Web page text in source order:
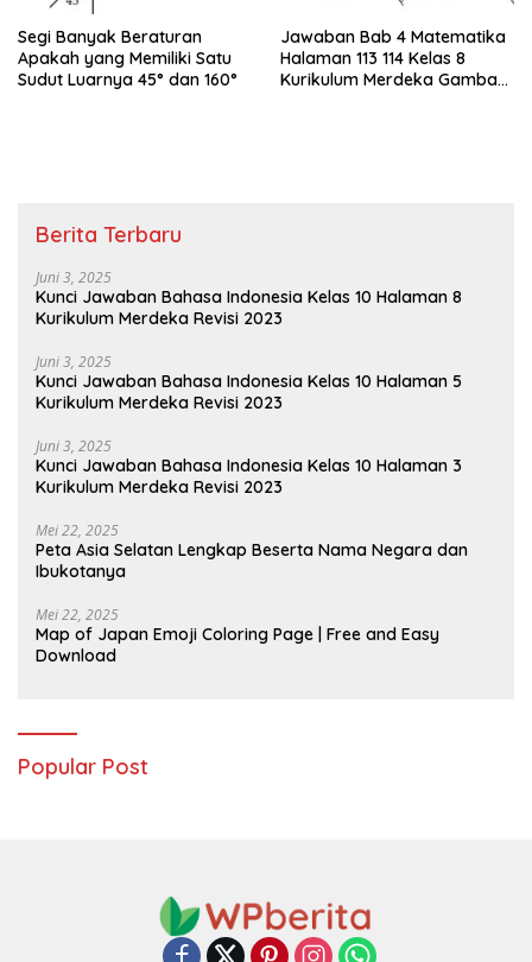
Segi Banyak Beraturan
Apakah yang Memiliki Satu
Sudut Luarnya 45° dan 160°
Jawaban Bab 4 Matematika
Halaman 113 114 Kelas 8
Kurikulum Merdeka Gambar
Berita Terbaru
Juni 3, 2025
Kunci Jawaban Bahasa Indonesia Kelas 10 Halaman 8
Kurikulum Merdeka Revisi 2023
Juni 3, 2025
Kunci Jawaban Bahasa Indonesia Kelas 10 Halaman 5
Kurikulum Merdeka Revisi 2023
Juni 3, 2025
Kunci Jawaban Bahasa Indonesia Kelas 10 Halaman 3
Kurikulum Merdeka Revisi 2023
Mei 22, 2025
Peta Asia Selatan Lengkap Beserta Nama Negara dan
Ibukotanya
Mei 22, 2025
Map of Japan Emoji Coloring Page | Free and Easy
Download
Popular Post